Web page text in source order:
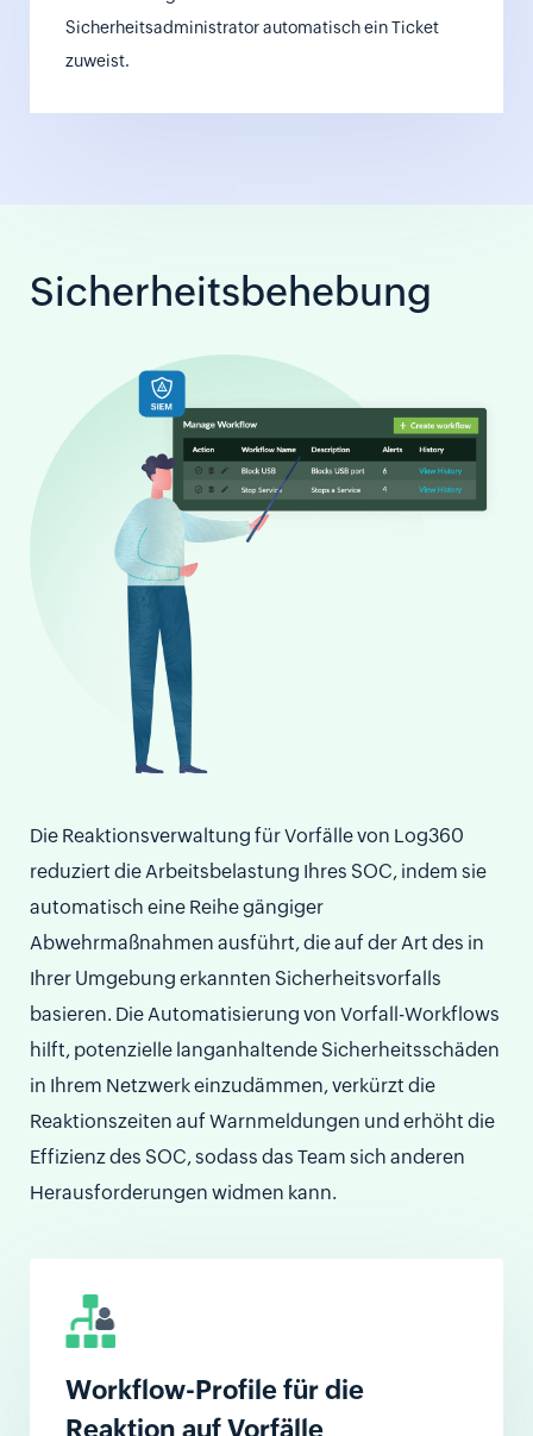
Sicherheitsadministrator automatisch ein Ticket
zuweist.
Sicherheitsbehebung
Die Reaktionsverwaltung für Vorfälle von Log360
reduziert die Arbeitsbelastung Ihres SOC, indem sie
automatisch eine Reihe gängiger
Abwehrmaßnahmen ausführt, die auf der Art des in
Ihrer Umgebung erkannten Sicherheitsvorfalls
basieren. Die Automatisierung von Vorfall-Workflows
hilft, potenzielle langanhaltende Sicherheitsschäden
in Ihrem Netzwerk einzudämmen, verkürzt die
Reaktionszeiten auf Warnmeldungen und erhöht die
Effizienz des SOC, sodass das Team sich anderen
Herausforderungen widmen kann.
Workflow-Profile für die
Reaktion auf Vorfälle